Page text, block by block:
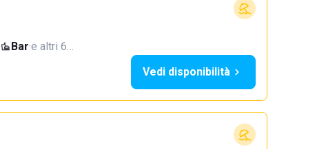
Bar·e altri 6…
Vedi disponibilità